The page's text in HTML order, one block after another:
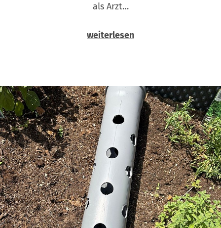
als Arzt…
weiterlesen